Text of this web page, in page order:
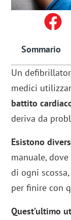
Sommario
Un
medici
battito
deriva da
Esistono
manuale,
di ogni
per finire con
Quest’ultimo